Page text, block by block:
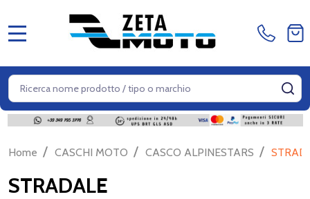
Cerca
Home / CASCHI MOTO / CASCO ALPINESTARS /
STRADALE